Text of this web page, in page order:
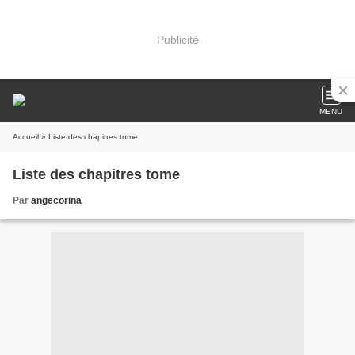
Publicité
MENU
Accueil » Liste des chapitres tome
Liste des chapitres tome
Par angecorina